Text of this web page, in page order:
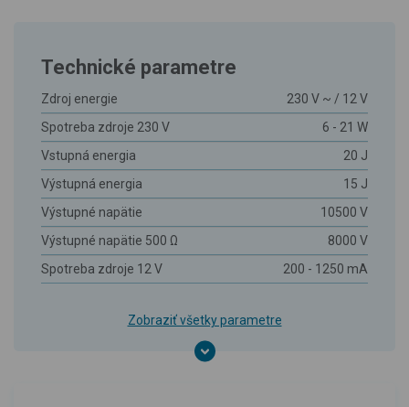
Technické parametre
Zdroj energie
230 V ~ / 12 V
Spotreba zdroje 230 V
6 - 21 W
Vstupná energia
20 J
Výstupná energia
15 J
Výstupné napätie
10500 V
Výstupné napätie 500 Ω
8000 V
Spotreba zdroje 12 V
200 - 1250 mA
Zobraziť všetky parametre